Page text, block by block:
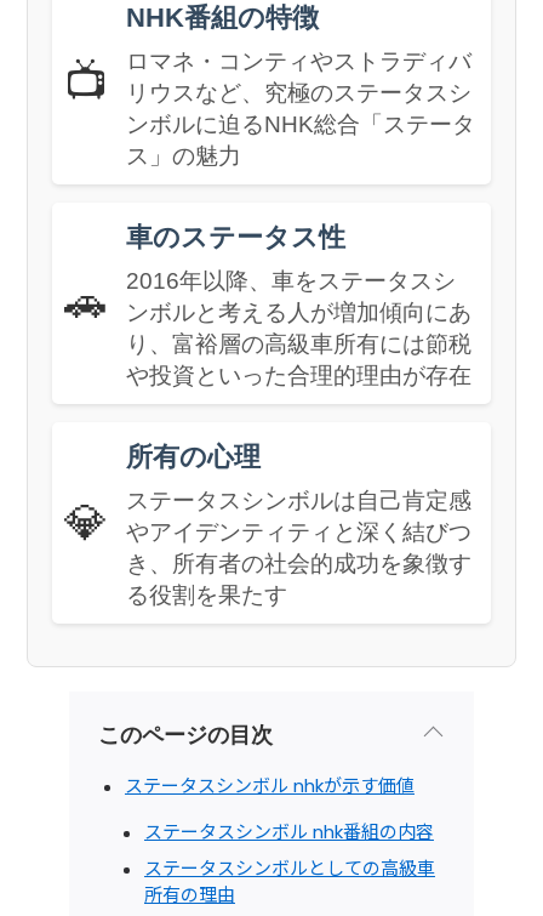
📺
NHK番組の特徴
ロマネ・コンティやストラディバ
リウスなど、究極のステータスシ
ンボルに迫るNHK総合「ステータ
ス」の魅力
🚗
車のステータス性
2016年以降、車をステータスシ
ンボルと考える人が増加傾向にあ
り、富裕層の高級車所有には節税
や投資といった合理的理由が存在
💎
所有の心理
ステータスシンボルは自己肯定感
やアイデンティティと深く結びつ
き、所有者の社会的成功を象徴す
る役割を果たす
このページの目次
ステータスシンボル nhkが示す価値
ステータスシンボル nhk番組の内容
ステータスシンボルとしての高級車
所有の理由